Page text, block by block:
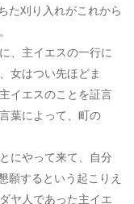
た刈り入れがこれから
、主イエスの一行に
女はつい先ほどま
イエスのことを証言
葉によって、町の
にやって来て、自分
願するという起こりえ
ヤ人であった主イエ